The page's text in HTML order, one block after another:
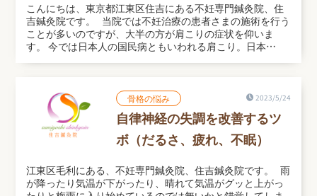
こんにちは、東京都江東区住吉にある不妊専門鍼灸院、住
吉鍼灸院です。 当院では不妊治療の患者さまの施術を行う
ことが多いのですが、大半の方が肩こりの症状を仰いま
す。 今では日本人の国民病ともいわれる肩こり。日本…
骨格の悩み 2023/5/24
自律神経の失調を改善するツ
ボ（だるさ、疲れ、不眠）
江東区毛利にある、不妊専門鍼灸院、住吉鍼灸院です。 雨
が降ったり気温が下がったり、晴れて気温がグッと上がっ